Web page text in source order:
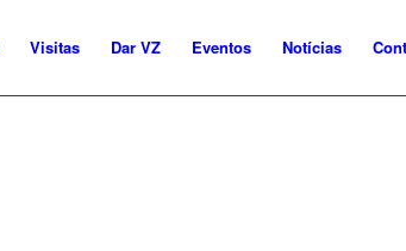
Visitas Dar VZ Eventos Notícias